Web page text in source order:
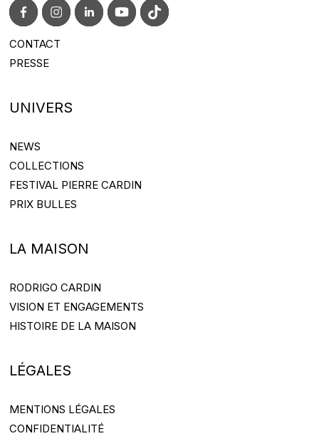
CONTACT
CONTACT@PIERRECARDIN.COM
PRESSE
UNIVERS
NEWS
NEWS
COLLECTIONS
COLLECTIONS
FESTIVAL PIERRE CARDIN
FESTIVAL PIERRE CARDIN
PRIX BULLES
LA MAISON
RODRIGO CARDIN
RODRIGO CARDIN
VISION ET ENGAGEMENTS
VISION ET ENGAGEMENTS
HISTOIRE DE LA MAISON
LÉGALES
MENTIONS LÉGALES
MENTIONS LÉGALES
CONFIDENTIALITÉ